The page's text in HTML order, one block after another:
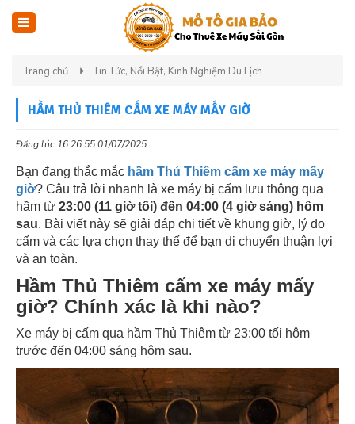
Trang chủ Tin Tức, Nổi Bật, Kinh Nghiệm Du Lịch
HẦM THỦ THIÊM CẤM XE MÁY MẤY GIỜ
Đăng lúc 16:26:55 01/07/2025
Bạn đang thắc mắc hầm Thủ Thiêm cấm xe máy mấy
giờ? Câu trả lời nhanh là xe máy bị cấm lưu thông qua
hầm từ 23:00 (11 giờ tối) đến 04:00 (4 giờ sáng) hôm
sau. Bài viết này sẽ giải đáp chi tiết về khung giờ, lý do
cấm và các lựa chọn thay thế để bạn di chuyển thuận lợi
và an toàn.
Hầm Thủ Thiêm cấm xe máy mấy
giờ? Chính xác là khi nào?
Xe máy bị cấm qua hầm Thủ Thiêm từ 23:00 tối hôm
trước đến 04:00 sáng hôm sau.